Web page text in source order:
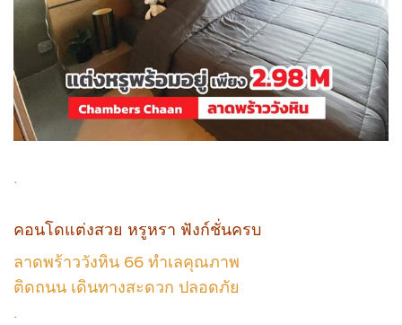
.
คอนโดแต่งสวย หรูหรา ฟังก์ชั่นครบ
ลาดพร้าววังหิน 66 ทำเลคุณภาพ
ติดถนน เดินทางสะดวก ปลอดภัย
.